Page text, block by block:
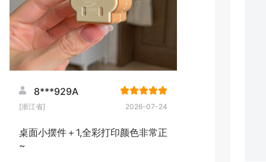
8***929A
[浙江省] 2026-07-24
桌面小摆件＋1,全彩打印颜色非常正
~